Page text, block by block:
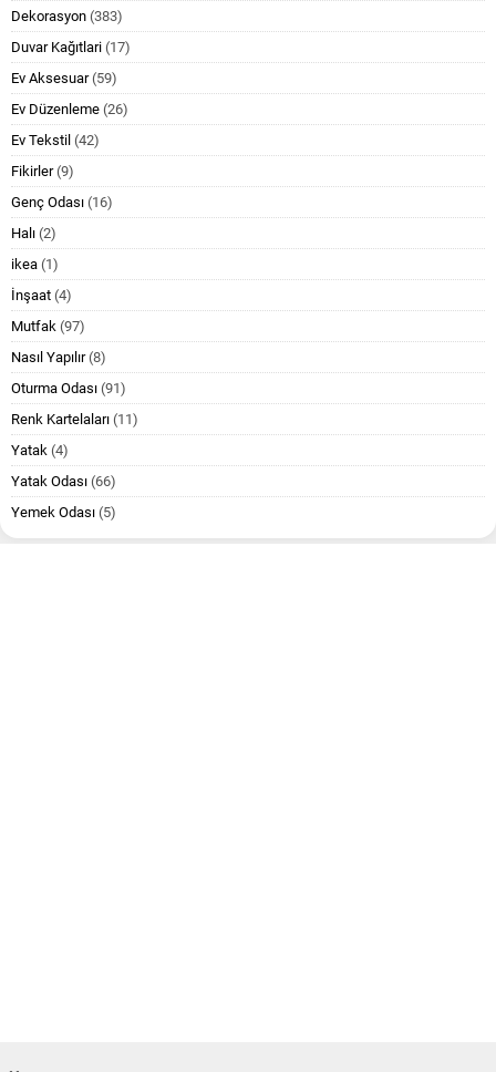
Dekorasyon (383)
Duvar Kağıtlari (17)
Ev Aksesuar(59)
Ev Düzenleme (26)
Ev Tekstil (42)
Fikirler(9)
Genç Odası (16)
Halı (2)
ikea (1)
İnşaat (4)
Mutfak (97)
Nasıl Yapılır(8)
Oturma Odası (91)
Renk Kartelaları (11)
Yatak (4)
Yatak Odası (66)
Yemek Odası (5)